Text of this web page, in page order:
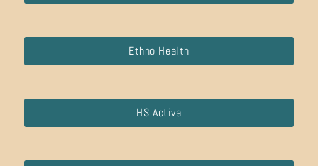
Ethno Health
HS Activa